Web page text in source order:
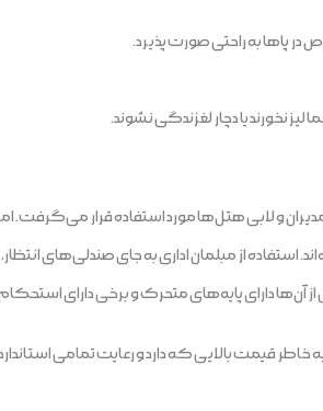
پاها به راحتی صورت پذیرد.
نخورند یا دچار لغزندگی نشوند.
و لابی هتل‌ها مورد استفاده قرار می‌گرفت.
از مبلمان اداری به جای صندلی‌های انتظار،
از آن‌ها دارای پایه‌های متحرک و برخی دارای
خاطر قیمت بالایی که دارد و رعایت تمامی